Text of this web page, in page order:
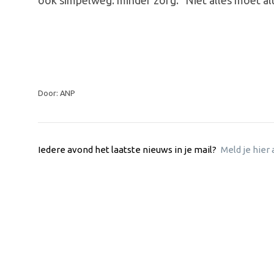
Door: ANP
Iedere avond het laatste nieuws in je mail? Meld je hier